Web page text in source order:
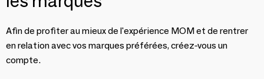
Afin de profiter au mieux de l'expérience MOM et de rentrer
en relation avec vos marques préférées, créez-vous un
compte.